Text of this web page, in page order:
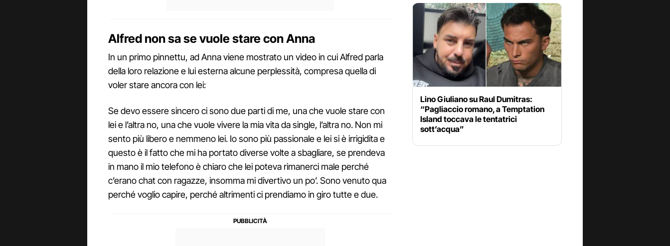
Alfred non sa se vuole stare con Anna
In un primo pinnettu, ad Anna viene mostrato un video in cui Alfred parla
della loro relazione e lui esterna alcune perplessità, compresa quella di
voler stare ancora con lei:
Se devo essere sincero ci sono due parti di me, una che vuole stare con
lei e l’altra no, una che vuole vivere la mia vita da single, l’altra no. Non mi
sento più libero e nemmeno lei. Io sono più passionale e lei si è irrigidita e
questo è il fatto che mi ha portato diverse volte a sbagliare, se prendeva
in mano il mio telefono è chiaro che lei poteva rimanerci male perché
c’erano chat con ragazze, insomma mi divertivo un po’. Sono venuto qua
perché voglio capire, perché altrimenti ci prendiamo in giro tutte e due.
Lino Giuliano su Raul Dumitras:
“Pagliaccio romano, a Temptation
Island toccava le tentatrici
sott’acqua”